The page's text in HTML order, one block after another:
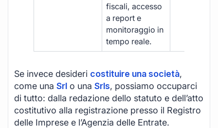
fiscali, accesso
a report e
monitoraggio in
tempo reale.
Se invece desideri costituire una società,
come una Srl o una Srls, possiamo occuparci
di tutto: dalla redazione dello statuto e dell’atto
costitutivo alla registrazione presso il Registro
delle Imprese e l’Agenzia delle Entrate.